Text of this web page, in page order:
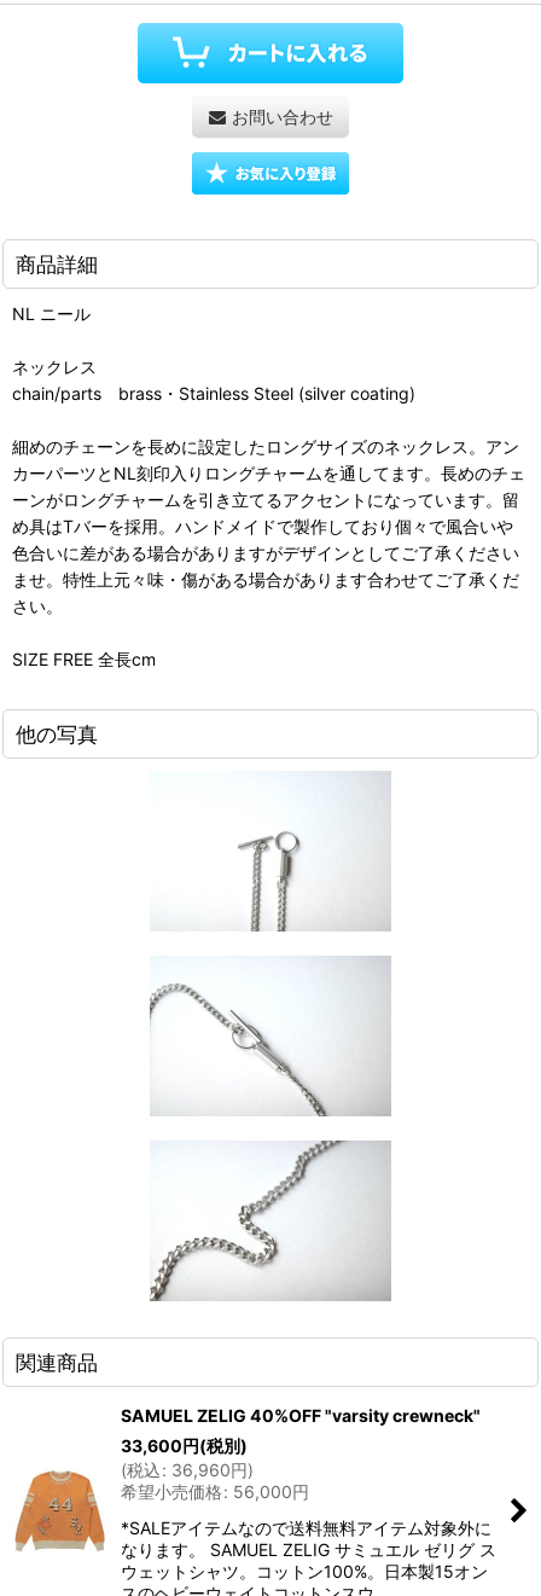
お問い合わせ
商品詳細
NL ニール
ネックレス
chain/parts brass・Stainless Steel (silver coating)
細めのチェーンを長めに設定したロングサイズのネックレス。アン
カーパーツとNL刻印入りロングチャームを通してます。長めのチェ
ーンがロングチャームを引き立てるアクセントになっています。留
め具はTバーを採用。ハンドメイドで製作しており個々で風合いや
色合いに差がある場合がありますがデザインとしてご了承ください
ませ。特性上元々味・傷がある場合があります合わせてご了承くだ
さい。
SIZE FREE 全長cm
他の写真
関連商品
SAMUEL ZELIG 40%OFF "varsity crewneck"
33,600円(税別)
(税込: 36,960円)
希望小売価格: 56,000円
*SALEアイテムなので送料無料アイテム対象外に
なります。 SAMUEL ZELIG サミュエル ゼリグ ス
ウェットシャツ。コットン100%。日本製15オン